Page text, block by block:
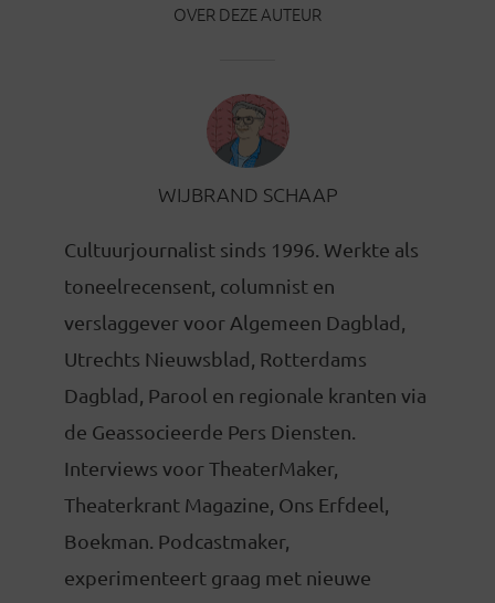
OVER DEZE AUTEUR
WIJBRAND SCHAAP
Cultuurjournalist sinds 1996. Werkte als
toneelrecensent, columnist en
verslaggever voor Algemeen Dagblad,
Utrechts Nieuwsblad, Rotterdams
Dagblad, Parool en regionale kranten via
de Geassocieerde Pers Diensten.
Interviews voor TheaterMaker,
Theaterkrant Magazine, Ons Erfdeel,
Boekman. Podcastmaker,
experimenteert graag met nieuwe